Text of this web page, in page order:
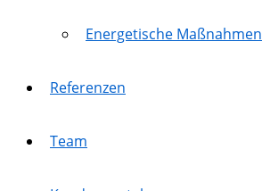
Energetische Maßnahmen
Referenzen
Team